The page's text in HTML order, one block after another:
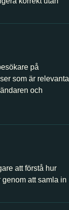
på
som är relevanta
och
att förstå hur
att samla in